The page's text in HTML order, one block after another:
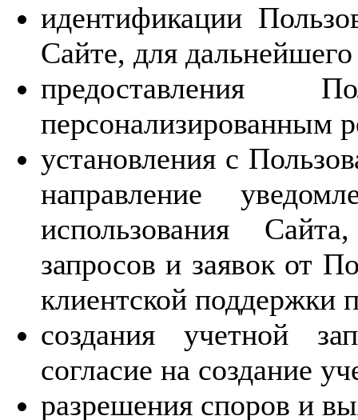
идентификации
Сайте, для дальнейшего
предоставления
персонализированным
установления с
направление
использования
запросов и заявок от
клиентской поддержки
создания учетной
согласие на создание
разрешения споров и